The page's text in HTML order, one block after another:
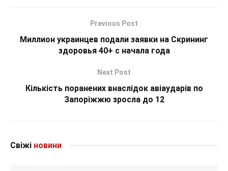
Previous Post
Миллион украинцев подали заявки на Скрининг
здоровья 40+ с начала года
Next Post
Кількість поранених внаслідок авіаударів по
Запоріжжю зросла до 12
Свіжі новини